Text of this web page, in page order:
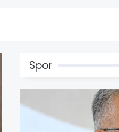
Spor